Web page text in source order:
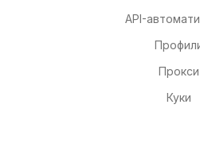
API-
Прокси
Куки